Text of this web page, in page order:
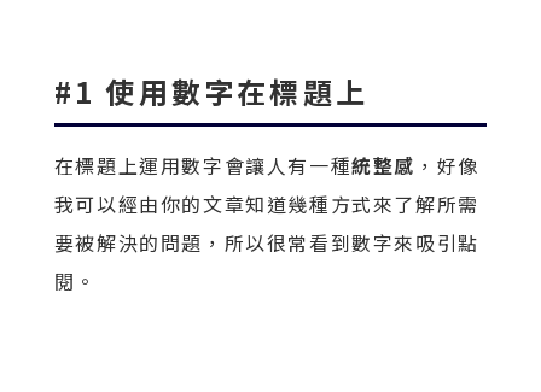
#1 使用數字在標題上
在標題上運用數字會讓人有一種統整感 ，好像
我可以經由你的文章知道幾種方式來了解所需
要被解決的問題，所以很常看到數字來吸引點
閱。